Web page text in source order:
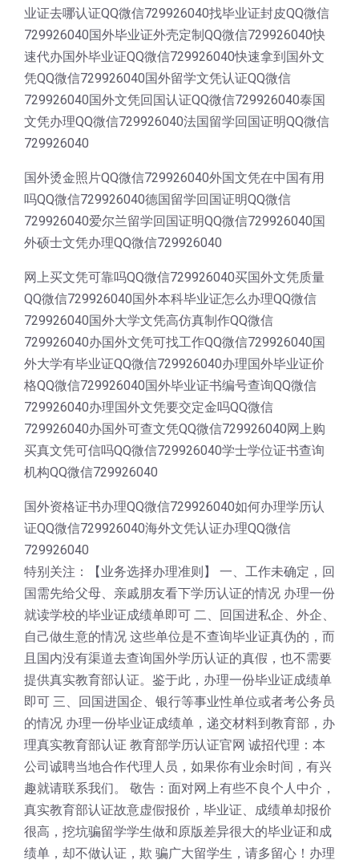
业证去哪认证QQ微信729926040找毕业证封皮QQ微信
729926040国外毕业证外壳定制QQ微信729926040快
速代办国外毕业证QQ微信729926040快速拿到国外文
凭QQ微信729926040国外留学文凭认证QQ微信
729926040国外文凭回国认证QQ微信729926040泰国
文凭办理QQ微信729926040法国留学回国证明QQ微信
729926040
国外烫金照片QQ微信729926040外国文凭在中国有用
吗QQ微信729926040德国留学回国证明QQ微信
729926040爱尔兰留学回国证明QQ微信729926040国
外硕士文凭办理QQ微信729926040
网上买文凭可靠吗QQ微信729926040买国外文凭质量
QQ微信729926040国外本科毕业证怎么办理QQ微信
729926040国外大学文凭高仿真制作QQ微信
729926040办国外文凭可找工作QQ微信729926040国
外大学有毕业证QQ微信729926040办理国外毕业证价
格QQ微信729926040国外毕业证书编号查询QQ微信
729926040办理国外文凭要交定金吗QQ微信
729926040办国外可查文凭QQ微信729926040网上购
买真文凭可信吗QQ微信729926040学士学位证书查询
机构QQ微信729926040
国外资格证书办理QQ微信729926040如何办理学历认
证QQ微信729926040海外文凭认证办理QQ微信
729926040
特别关注：【业务选择办理准则】 一、工作未确定，回
国需先给父母、亲戚朋友看下学历认证的情况 办理一份
就读学校的毕业证成绩单即可 二、回国进私企、外企、
自己做生意的情况 这些单位是不查询毕业证真伪的，而
且国内没有渠道去查询国外学历认证的真假，也不需要
提供真实教育部认证。鉴于此，办理一份毕业证成绩单
即可 三、回国进国企、银行等事业性单位或者考公务员
的情况 办理一份毕业证成绩单，递交材料到教育部，办
理真实教育部认证 教育部学历认证官网 诚招代理：本
公司诚聘当地合作代理人员，如果你有业余时间，有兴
趣就请联系我们。 敬告：面对网上有些不良个人中介，
真实教育部认证故意虚假报价，毕业证、成绩单却报价
很高，挖坑骗留学学生做和原版差异很大的毕业证和成
绩单，却不做认证，欺 骗广大留学生，请多留心！办理